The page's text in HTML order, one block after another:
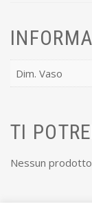
Dim. Vaso
TI
Nessun